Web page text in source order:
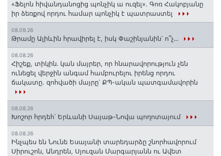
«Ֆելոն հիվանդանոցից պոնչիկ ա ուզել». Գոռ Հակոբյանը
իր ձեռքով որդու համար պոնչիկ է պատրաստել
08.09.26
Թրամը Ալիևին հրավիրել է, իսկ Փաշինյանին՝ ո՞չ․․․
08.08.26
Հիշեք, տիկին․ կան մայրեր, որ հնարավորություն չեն
ունեցել վերջին անգամ համբուրելու իրենց որդու
ճակատը. զոհվածի մայրը՝ ՔՊ-ական պատգամավորին
08.08.26
Խոշոր հրդեհ՝ Երևանի Սայաթ-Նովա պողոտայում
08.08.26
Ինչպես են Նունե Եսայանի տարեդարձը շնորհավորում
Սիրուշոն, Անդրեն, Սյուզան Մարգարյանն ու Ավետ